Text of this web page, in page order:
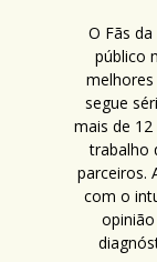
O Fãs
público
segue
mais de
trabalho
parceiros.
com o